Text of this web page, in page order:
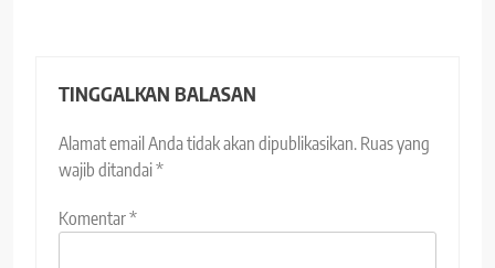
TINGGALKAN BALASAN
Alamat email Anda tidak akan dipublikasikan. Ruas yang
wajib ditandai*
Komentar*